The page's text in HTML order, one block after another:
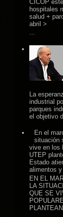
CICOP
hospitales
salud +
abril >
...
La
industrial
parques
el objetivo
En el
situación
vive en los
UTEP
Estado
alimentos
EN EL
LA
QUE SE